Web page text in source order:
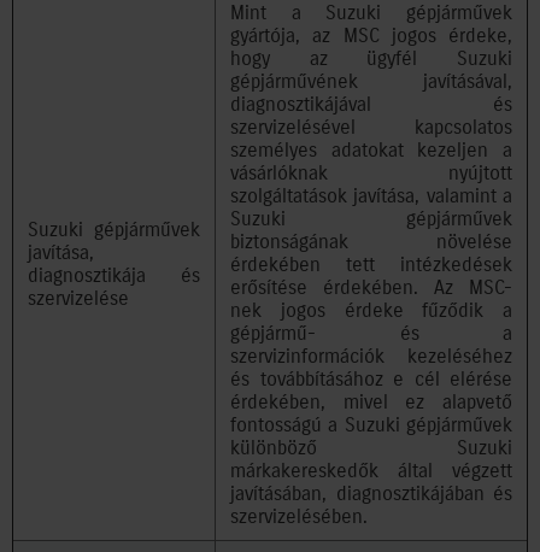
Suzuki gépjárművek
javítása,
diagnosztikája és
szervizelése
Mint a Suzuki gépjárművek
gyártója, az MSC jogos érdeke,
hogy az ügyfél Suzuki
gépjárművének javításával,
diagnosztikájával és
szervizelésével kapcsolatos
személyes adatokat kezeljen a
vásárlóknak nyújtott
szolgáltatások javítása, valamint a
Suzuki gépjárművek
biztonságának növelése
érdekében tett intézkedések
erősítése érdekében. Az MSC-
nek jogos érdeke fűződik a
gépjármű- és a
szervizinformációk kezeléséhez
és továbbításához e cél elérése
érdekében, mivel ez alapvető
fontosságú a Suzuki gépjárművek
különböző Suzuki
márkakereskedők által végzett
javításában, diagnosztikájában és
szervizelésében.